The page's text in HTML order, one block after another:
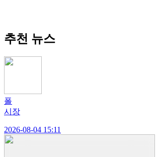
추천 뉴스
폴
시장
2026-08-04 15:11